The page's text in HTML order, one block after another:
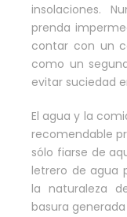
insolaciones.
prenda
contar con un
como un
evitar suciedad
El agua y la
recomendable
sólo fiarse de
letrero de agua
la naturaleza
basura